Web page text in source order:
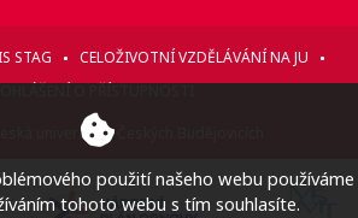
IS STAG
CELOŽIVOTNÍ VZDĚLÁVÁNÍ NA JU
univerzita v Českých Budějovicích
použití našeho webu používáme
tohoto webu s tím souhlasíte.